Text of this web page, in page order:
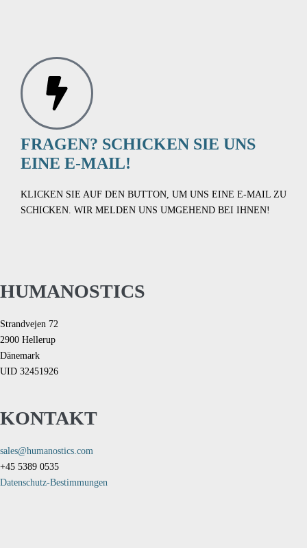
FRAGEN? SCHICKEN SIE UNS
EINE E-MAIL!
KLICKEN SIE AUF DEN BUTTON, UM UNS EINE E-MAIL ZU
SCHICKEN. WIR MELDEN UNS UMGEHEND BEI IHNEN!
HUMANOSTICS
Strandvejen 72
2900 Hellerup
Dänemark
UID 32451926
KONTAKT
sales@humanostics.com
+45 5389 0535
Datenschutz-Bestimmungen